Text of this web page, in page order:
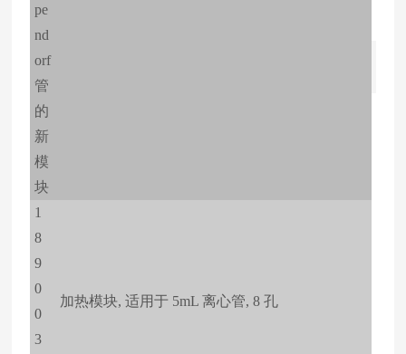
pe
nd
orf
管
的
新
模
块
1
8
9
0
0
3
加热模块, 适用于 5mL 离心管, 8 孔